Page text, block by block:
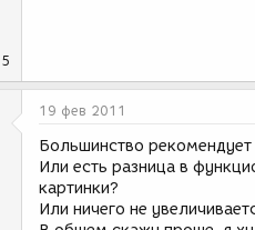
5
19 фев 2011
Большинство
Или есть разница в
картинки?
Или ничего не